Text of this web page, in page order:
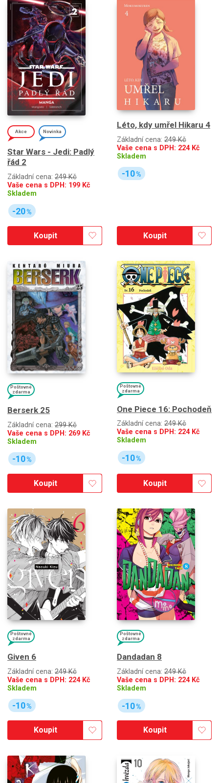
Akce Novinka
Star Wars - Jedi: Padlý
řád 2
Základní cena: 249 Kč
Vaše cena s DPH: 199 Kč
Skladem
-20%
Koupit
Léto, kdy umřel Hikaru 4
Základní cena: 249 Kč
Vaše cena s DPH: 224Kč
Skladem
-10%
Koupit
Poštovné
zdarma
Berserk 25
Základní cena: 299 Kč
Vaše cena s DPH: 269 Kč
Skladem
-10%
Koupit
Poštovné
zdarma
One Piece 16: Pochodeň
Základní cena: 249 Kč
Vaše cena s DPH: 224Kč
Skladem
-10%
Koupit
Poštovné
zdarma
Given 6
Základní cena: 249 Kč
Vaše cena s DPH: 224Kč
Skladem
-10%
Koupit
Poštovné
zdarma
Dandadan 8
Základní cena: 249 Kč
Vaše cena s DPH: 224Kč
Skladem
-10%
Koupit